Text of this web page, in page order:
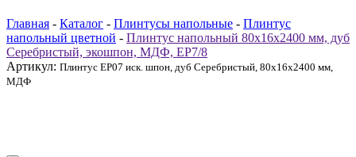
Главная - Каталог - Плинтусы напольные - Плинтус
напольный цветной - Плинтус напольный 80x16x2400 мм, дуб
Серебристый, экошпон, МДФ, ЕР7/8
Артикул: Плинтус ЕР07 иск. шпон, дуб Серебристый, 80x16x2400 мм,
МДФ